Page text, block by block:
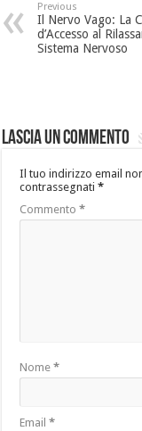
Previous
Il Nervo Vago: La
d’Accesso al
Sistema Nervoso
Lascia un commento
Il tuo indirizzo email
contrassegnati*
Commento*
Nome*
Email*